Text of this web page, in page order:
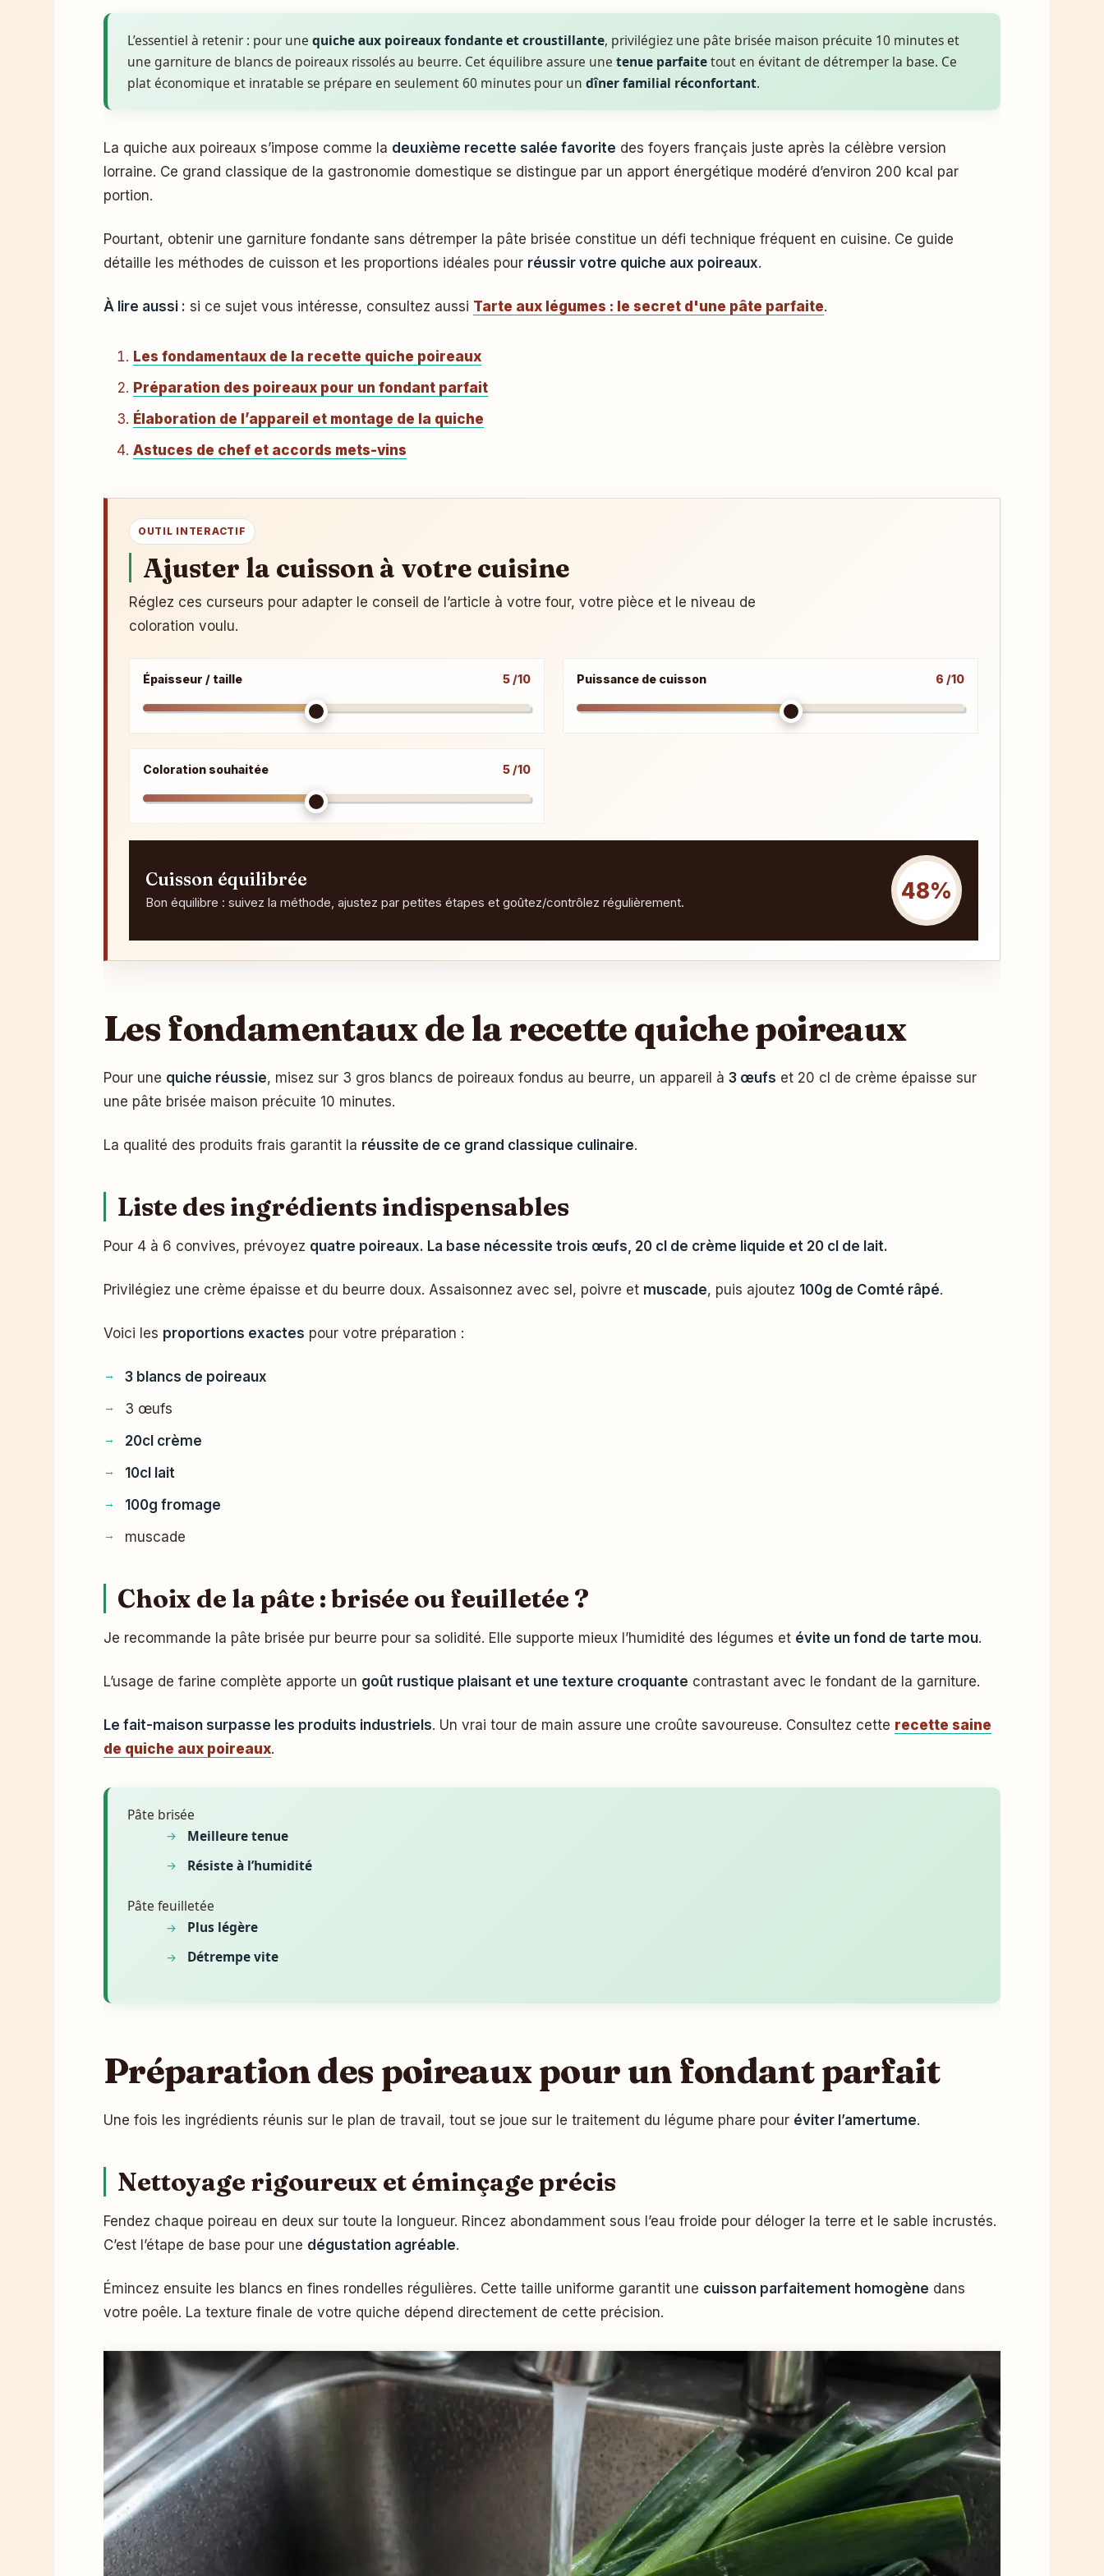
L’essentiel à retenir : pour une quiche aux poireaux fondante et croustillante, privilégiez une pâte brisée maison précuite 10 minutes et
une garniture de blancs de poireaux rissolés au beurre. Cet équilibre assure une tenue parfaitetout en évitant de détremper la base. Ce
plat économique et inratable se prépare en seulement 60 minutes pour un dîner familial réconfortant.
La quiche aux poireaux s’impose comme la deuxième recette salée favorite des foyers français juste après la célèbre version
lorraine. Ce grand classique de la gastronomie domestique se distingue par un apport énergétique modéré d’environ 200 kcal par
portion.
Pourtant, obtenir une garniture fondante sans détremper la pâte brisée constitue un défi technique fréquent en cuisine. Ce guide
détaille les méthodes de cuisson et les proportions idéales pour réussir votre quiche aux poireaux.
À lire aussi : si ce sujet vous intéresse, consultez aussi Tarte aux légumes : le secret d'une pâte parfaite.
Les fondamentaux de la recette quiche poireaux
Préparation des poireaux pour un fondant parfait
Élaboration de l’appareil et montage de la quiche
Astuces de chef et accords mets-vins
OUTIL INTERACTIF
Ajuster la cuisson à votre cuisine
Réglez ces curseurs pour adapter le conseil de l’article à votre four, votre pièce et le niveau de
coloration voulu.
Épaisseur / taille 5 /10 Puissance de cuisson 6 /10
Coloration souhaitée 5 /10
Cuisson équilibrée
Bon équilibre : suivez la méthode, ajustez par petites étapes et goûtez/contrôlez régulièrement. 48%
Les fondamentaux de la recette quiche poireaux
Pour une quiche réussie, misez sur 3 gros blancs de poireaux fondus au beurre, un appareil à 3 œufs et 20 cl de crème épaisse sur
une pâte brisée maison précuite 10 minutes.
La qualité des produits frais garantit la réussite de ce grand classique culinaire.
Liste des ingrédients indispensables
Pour 4 à 6 convives, prévoyez quatre poireaux. La base nécessite trois œufs, 20 cl de crème liquide et 20 cl de lait.
Privilégiez une crème épaisse et du beurre doux. Assaisonnez avec sel, poivre et muscade, puis ajoutez 100g de Comté râpé.
Voici les proportions exactes pour votre préparation :
3 blancs de poireaux
3 œufs
20cl crème
10cl lait
100g fromage
muscade
Choix de la pâte : brisée ou feuilletée ?
Je recommande la pâte brisée pur beurre pour sa solidité. Elle supporte mieux l’humidité des légumes et évite un fond de tarte mou.
L’usage de farine complète apporte un goût rustique plaisant et une texture croquante contrastant avec le fondant de la garniture.
Le fait-maison surpasse les produits industriels. Un vrai tour de main assure une croûte savoureuse. Consultez cette recette saine
de quiche aux poireaux.
Pâte brisée
Meilleure tenue
Résiste à l’humidité
Pâte feuilletée
Plus légère
Détrempe vite
Préparation des poireaux pour un fondant parfait
Une fois les ingrédients réunis sur le plan de travail, tout se joue sur le traitement du légume phare pour éviter l’amertume.
Nettoyage rigoureux et éminçage précis
Fendez chaque poireau en deux sur toute la longueur. Rincez abondamment sous l’eau froide pour déloger la terre et le sable incrustés.
C’est l’étape de base pour une dégustation agréable.
Émincez ensuite les blancs en fines rondelles régulières. Cette taille uniforme garantit une cuisson parfaitement homogène dans
votre poêle. La texture finale de votre quiche dépend directement de cette précision.